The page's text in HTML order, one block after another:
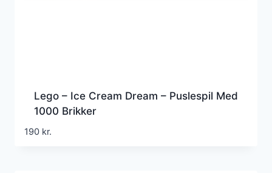
Lego – Ice Cream Dream – Puslespil Med
1000 Brikker
190 kr.